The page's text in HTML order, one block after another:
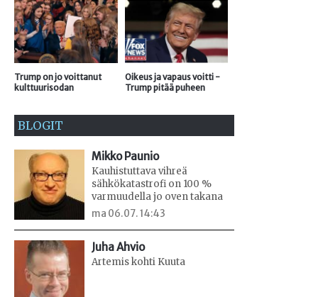
Trump on jo voittanut
kulttuurisodan
Oikeus ja vapaus voitti -
Trump pitää puheen
BLOGIT
Mikko Paunio
Kauhistuttava vihreä
sähkökatastrofi on 100 %
varmuudella jo oven takana
ma 06.07. 14:43
Juha Ahvio
Artemis kohti Kuuta